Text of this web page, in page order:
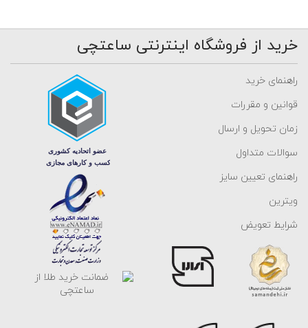
خرید از فروشگاه اینترنتی ساعتچی
راهنمای خرید
قوانین و مقررات
زمان تحویل و ارسال
سوالات متداول
راهنمای تعیین سایز
ویترین
شرایط تعویض